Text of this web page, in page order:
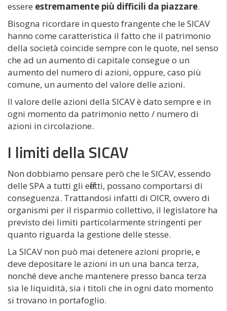
essere estremamente più difficili da piazzare.
Bisogna ricordare in questo frangente che le SICAV
hanno come caratteristica il fatto che il patrimonio
della società coincide sempre con le quote, nel senso
che ad un aumento di capitale consegue o un
aumento del numero di azioni, oppure, caso più
comune, un aumento del valore delle azioni.
Il valore delle azioni della SICAV è dato sempre e in
ogni momento da patrimonio netto / numero di
azioni in circolazione.
I limiti della SICAV
Non dobbiamo pensare però che le SICAV, essendo
delle SPA a tutti gli effetti, possano comportarsi di
conseguenza. Trattandosi infatti di OICR, ovvero di
organismi per il risparmio collettivo, il legislatore ha
previsto dei limiti particolarmente stringenti per
quanto riguarda la gestione delle stesse.
La SICAV non può mai detenere azioni proprie, e
deve depositare le azioni in un una banca terza,
nonché deve anche mantenere presso banca terza
sia le liquidità, sia i titoli che in ogni dato momento
si trovano in portafoglio.